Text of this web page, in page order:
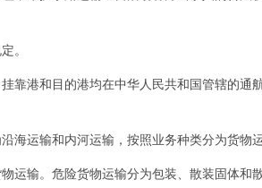
。
港和目的港均在中华人民共和国管辖的通
运输和内河运输，按照业务种类分为货物运
输。危险货物运输分为包装、散装固体和